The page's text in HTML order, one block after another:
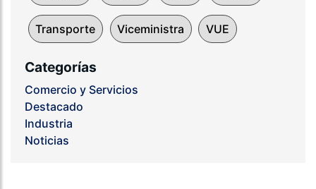
Transporte Viceministra VUE
Categorías
Comercio y Servicios
Destacado
Industria
Noticias